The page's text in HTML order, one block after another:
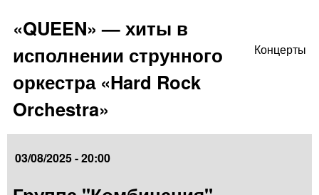
«QUEEN» — хиты в
исполнении струнного
оркестра «Hard Rock
Orchestra»
Концерты
03/08/2025 - 20:00